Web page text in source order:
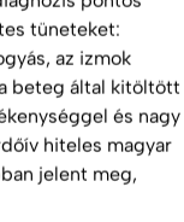
tüneteket:
az izmok
beteg által kitöltött
és nagy
hiteles magyar
jelent meg,